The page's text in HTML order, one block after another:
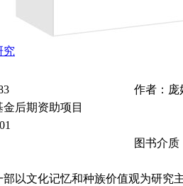
究
作者：庞
后期资助项目
图书介质
以文化记忆和种族价值观为研究